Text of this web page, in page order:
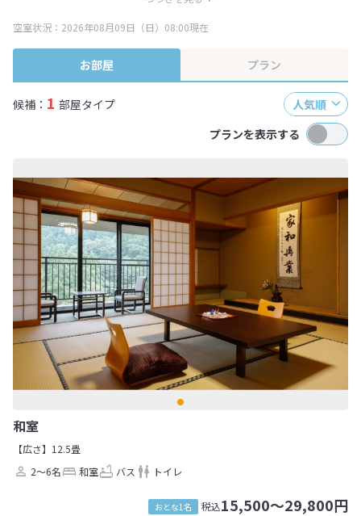
※表示されている旅行代金・プラン内容は一定時間ごとに更新されます。最
終確認画面でご確認ください。
空室状況：2026年08月09日（日）08:00現在
お部屋 プラン
候補： 1 部屋タイプ
人気順
プランを表示する
和室
【広さ】12.5畳
2～6名
和室 バス トイレ
おとな1名 税込15,500～29,800円